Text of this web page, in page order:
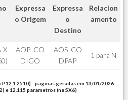
Expressa
o Origem
Expressa
o
Destino
Relacion
amento
X
AOP_CO
DIGO
AOS_CO
DPAP
1 para N
- paginas geradas em 13/01/2026 -
e 12.115 parametros (na SX6)